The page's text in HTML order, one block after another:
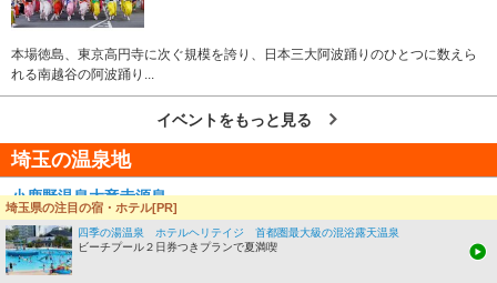
本場徳島、東京高円寺に次ぐ規模を誇り、日本三大阿波踊りのひとつに数えら
れる南越谷の阿波踊り...
イベントをもっと見る
埼玉の温泉地
小鹿野温泉大竜寺源泉
関越自動車道花園ＩＣより約４５分。秩父の山奥に位置するこの温泉。泉質は
メ...
埼玉県の注目の宿・ホテル[PR]
四季の湯温泉 ホテルヘリテイジ 首都圏最大級の混浴露天温泉
ビーチプール２日券つきプランで夏満喫